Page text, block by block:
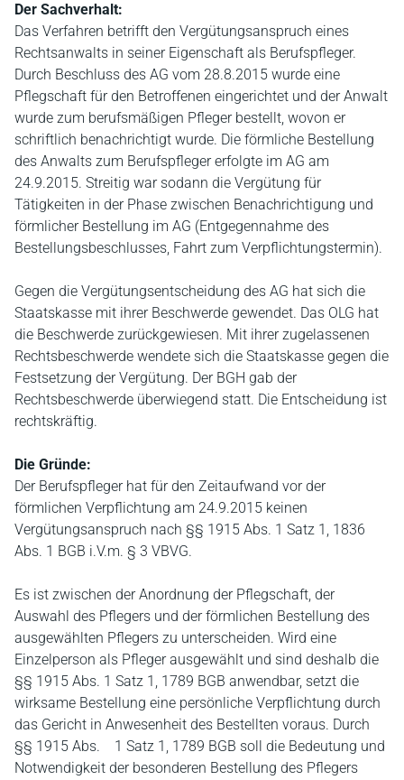
Der Sachverhalt:
Das Verfahren betrifft den Vergütungsanspruch eines
Rechtsanwalts in seiner Eigenschaft als Berufspfleger.
Durch Beschluss des AG vom 28.8.2015 wurde eine
Pflegschaft für den Betroffenen eingerichtet und der Anwalt
wurde zum berufsmäßigen Pfleger bestellt, wovon er
schriftlich benachrichtigt wurde. Die förmliche Bestellung
des Anwalts zum Berufspfleger erfolgte im AG am
24.9.2015. Streitig war sodann die Vergütung für
Tätigkeiten in der Phase zwischen Benachrichtigung und
förmlicher Bestellung im AG (Entgegennahme des
Bestellungsbeschlusses, Fahrt zum Verpflichtungstermin).
Gegen die Vergütungsentscheidung des AG hat sich die
Staatskasse mit ihrer Beschwerde gewendet. Das OLG hat
die Beschwerde zurückgewiesen. Mit ihrer zugelassenen
Rechtsbeschwerde wendete sich die Staatskasse gegen die
Festsetzung der Vergütung. Der BGH gab der
Rechtsbeschwerde überwiegend statt. Die Entscheidung ist
rechtskräftig.
Die Gründe:
Der Berufspfleger hat für den Zeitaufwand vor der
förmlichen Verpflichtung am 24.9.2015 keinen
Vergütungsanspruch nach §§ 1915 Abs. 1 Satz 1, 1836
Abs. 1 BGB i.V.m. § 3 VBVG.
Es ist zwischen der Anordnung der Pflegschaft, der
Auswahl des Pflegers und der förmlichen Bestellung des
ausgewählten Pflegers zu unterscheiden. Wird eine
Einzelperson als Pfleger ausgewählt und sind deshalb die
§§ 1915 Abs. 1 Satz 1, 1789 BGB anwendbar, setzt die
wirksame Bestellung eine persönliche Verpflichtung durch
das Gericht in Anwesenheit des Bestellten voraus. Durch
§§ 1915 Abs. 1 Satz 1, 1789 BGB soll die Bedeutung und
Notwendigkeit der besonderen Bestellung des Pflegers